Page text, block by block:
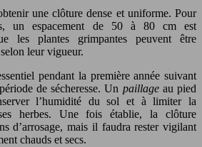
une clôture dense et uniforme. Pour
un espacement de 50 à 80 cm est
les plantes grimpantes peuvent être
leur vigueur.
pendant la première année suivant
de sécheresse. Un paillageau pied
l’humidité du sol et à limiter la
herbes. Une fois établie, la clôture
d’arrosage, mais il faudra rester vigilant
chauds et secs.